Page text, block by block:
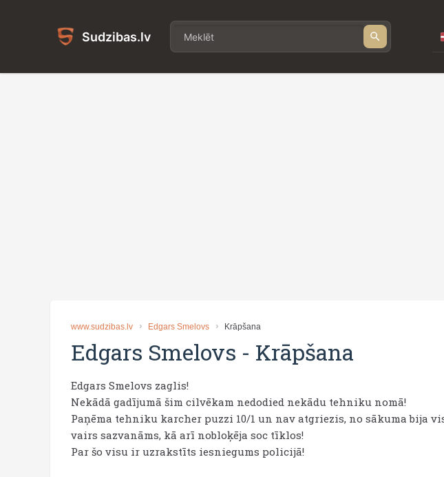
Sudzibas.lv
www.sudzibas.lv Edgars Smelovs Krāpšana
Edgars Smelovs - Krāpšana
Edgars Smelovs zaglis!
Nekādā gadījumā šim cilvēkam nedodied nekādu tehniku nomā!
Paņēma tehniku karcher puzzi 10/1 un nav atgriezis, no sākuma bija
vairs sazvanāms, kā arī nobloķēja soc tīklos!
Par šo visu ir uzrakstīts iesniegums policijā!